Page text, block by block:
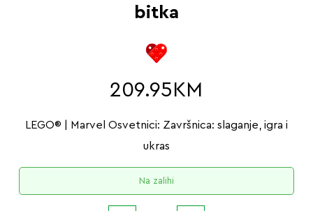
bitka
209.95 KM
LEGO® | Marvel Osvetnici: Završnica: slaganje, igra i
ukras
Na zalihi